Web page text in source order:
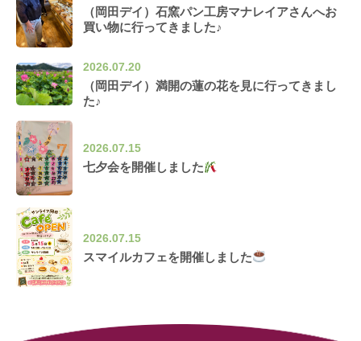
（岡田デイ）石窯パン工房マナレイアさんへお
買い物に行ってきました♪
2026.07.20
（岡田デイ）満開の蓮の花を見に行ってきまし
た♪
2026.07.15
七夕会を開催しました
2026.07.15
スマイルカフェを開催しました